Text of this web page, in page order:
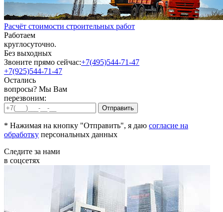
Расчёт стоимости строительных работ
Работаем
круглосуточно.
Без выходных
Звоните прямо сейчас:+7(495)544-71-47
+7(925)544-71-47
Остались
вопросы? Мы Вам
перезвоним:
* Нажимая на кнопку "Отправить", я даю согласие на
обработку персональных данных
Следите за нами
в соцсетях